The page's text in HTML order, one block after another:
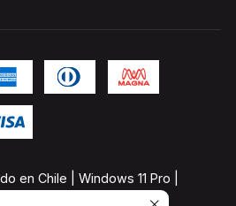
en Chile | Windows 11 Pro |